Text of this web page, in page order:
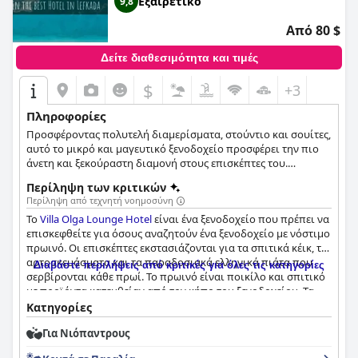
Από 80 $
Δείτε διαθεσιμότητα και τιμές
$ +3
Πληροφορίες
Προσφέροντας πολυτελή διαμερίσματα, στούντιο και σουίτες,
αυτό το μικρό και μαγευτικό ξενοδοχείο προσφέρει την πιο
άνετη και ξεκούραστη διαμονή στους επισκέπτες του.
τουριστική αλλά ήρεμη περιοχή, και συνδυάζει με επιτυχία
παραδοσιακά στοιχεία της ελληνικής φιλοξενίας με τις
μοντέρνες παροχές που χρειάζεται κάθε επισκέπτης.
Περίληψη των κριτικών
Περίληψη από τεχνητή νοημοσύνη
ΤοVilla Olga Lounge Hotelείναι ένα ξενοδοχείο που πρέπει να
επισκεφθείτε για όσους αναζητούν ένα ξενοδοχείο με νόστιμο
πρωινό. Οι επισκέπτες εκστασιάζονται για τα σπιτικά κέικ, τα
αρτοσκευάσματα και τα παραδοσιακά ελληνικά πιάτα που
σερβίρονται κάθε πρωί. Το πρωινό είναι ποικίλο και σπιτικό
με προϊόντα κατευθείαν από τον κήπο του ξενοδοχείου. Τα
δωμάτια έχουν ανακαινιστεί πρόσφατα, διασφαλίζοντας ότι
είναι μοντέρνα, καθαρά και ευρύχωρα. Οι επισκέπτες
εκτιμούν την προσοχή στη λεπτομέρεια, όπως τα άνετα
Διαβάστε περιλήψεις από κριτικές για όλες τις κατηγορίες
Κατηγορίες
Για Νιόπαντρους